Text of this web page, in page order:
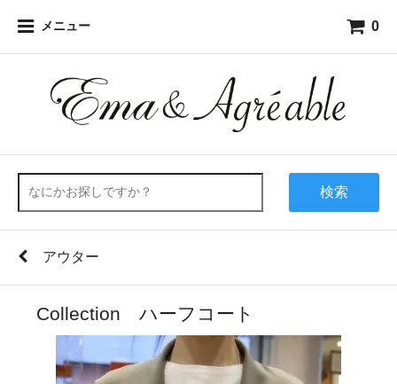
メニュー 0
検索
アウター
Collection ハーフコート